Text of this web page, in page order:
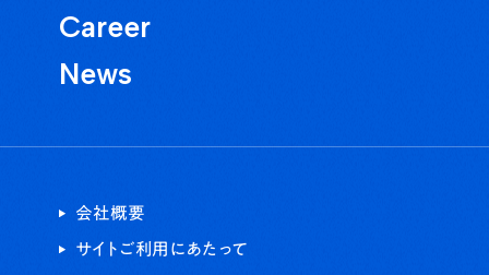
Career
News
会社概要
サイトご利用にあたって